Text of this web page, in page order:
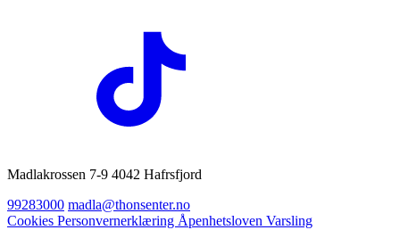
Madlakrossen 7-9 4042 Hafrsfjord
99283000 madla@thonsenter.no
Cookies Personvernerklæring Åpenhetsloven Varsling